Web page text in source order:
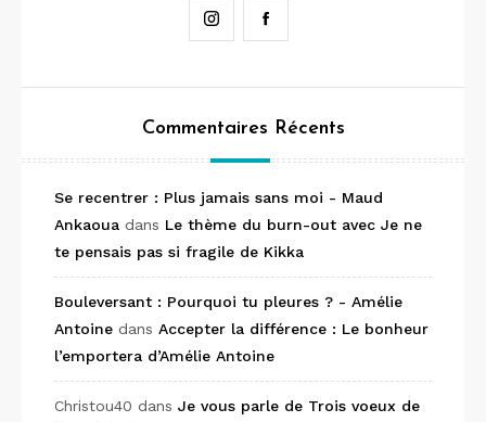
Instagram
Commentaires Récents
Se recentrer : Plus jamais sans moi - Maud
Ankaoua dans Le thème du burn-out avec Je ne
te pensais pas si fragile de Kikka
Bouleversant : Pourquoi tu pleures ? - Amélie
Antoine dans Accepter la différence : Le bonheur
l’emportera d’Amélie Antoine
Christou40 dans Je vous parle de Trois voeux de